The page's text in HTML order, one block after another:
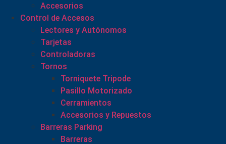
Accesorios
Control de Accesos
Lectores y Autónomos
Tarjetas
Controladoras
Tornos
Torniquete Tripode
Pasillo Motorizado
Cerramientos
Accesorios y Repuestos
Barreras Parking
Barreras